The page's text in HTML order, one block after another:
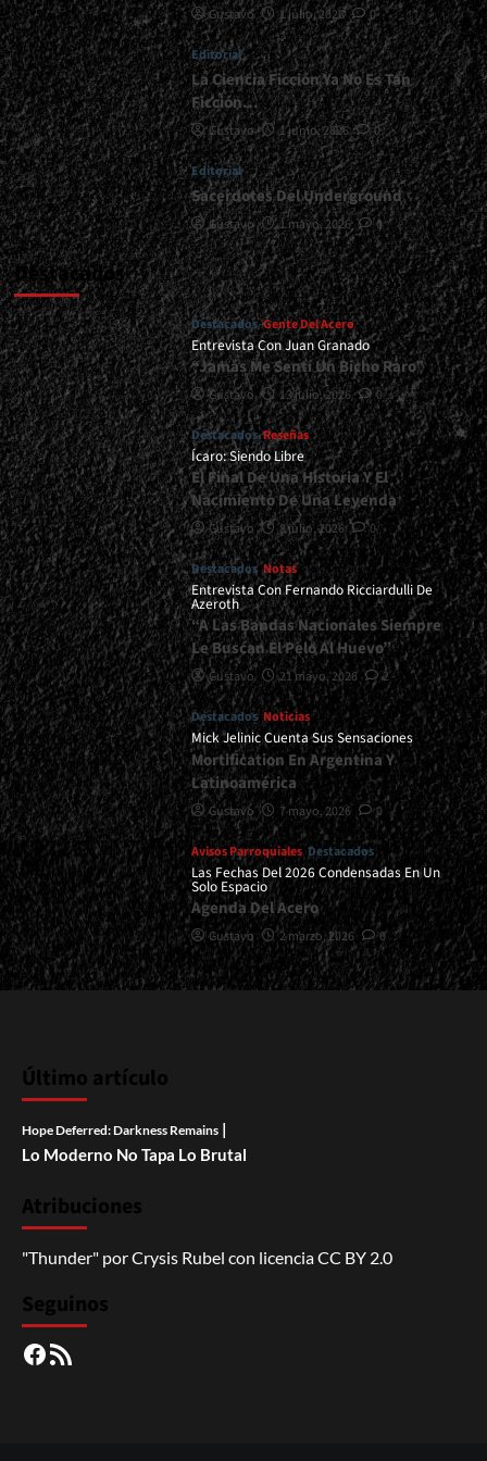
de
2026<span>
|
</span>
</small>
<div>Ignescent
Se
Mueve
Hacia
Lo
Eterno…
</div>
Gustavo 1 julio, 2026 0
Editorial
La Ciencia Ficción Ya No Es Tan
Ficción…
Gustavo 1 junio, 2026 0
Editorial
Sacerdotes Del Underground
Gustavo 1 mayo, 2026 0
Destacados
Destacados Gente Del Acero
Entrevista Con Juan Granado
“Jamás Me Sentí Un Bicho Raro”
Gustavo 13 julio, 2026 0
Destacados Reseñas
Ícaro: Siendo Libre
El Final De Una Historia Y El
Nacimiento De Una Leyenda
Gustavo 8 julio, 2026 0
Destacados Notas
Entrevista Con Fernando Ricciardulli De
Azeroth
“A Las Bandas Nacionales Siempre
Le Buscan El Pelo Al Huevo”
Gustavo 21 mayo, 2026 2
Destacados Noticias
Mick Jelinic Cuenta Sus Sensaciones
Mortification En Argentina Y
Latinoamérica
Gustavo 7 mayo, 2026 0
Avisos Parroquiales Destacados
Las Fechas Del 2026 Condensadas En Un
Solo Espacio
Agenda Del Acero
Gustavo 2 marzo, 2026 0
Último artículo
Hope Deferred: Darkness Remains |
Lo Moderno No Tapa Lo Brutal
Atribuciones
"Thunder" porCrysis Rubel con licenciaCC BY 2.0
Seguinos
Facebook
RSS